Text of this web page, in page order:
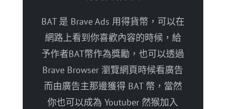
BAT 是 Brave Ads 用得貨幣，可以在
網路上看到你喜歡內容的時候，給
予作者BAT幣作為獎勵，也可以透過
Brave Browser 瀏覽網頁時候看廣告
而由廣告主那邊獲得 BAT 幣，當然
你也可以成為 Youtuber 然猴加入